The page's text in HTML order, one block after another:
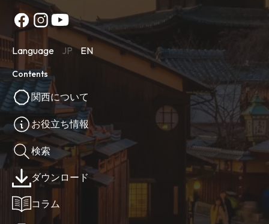
Language JP EN
Contents
関西について
お役立ち情報
検索
ダウンロード
コラム